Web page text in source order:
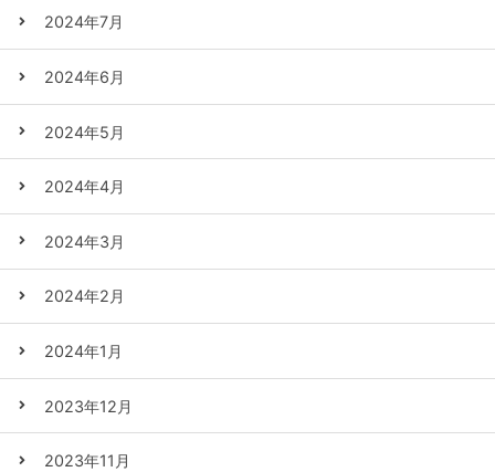
2024年7月
2024年6月
2024年5月
2024年4月
2024年3月
2024年2月
2024年1月
2023年12月
2023年11月